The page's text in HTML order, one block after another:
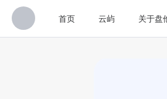
首页 云屿 关于盘